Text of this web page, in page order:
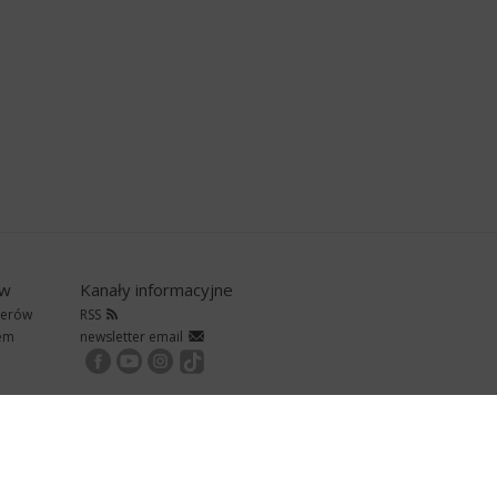
Kanały informacyjne
RSS
newsletter email